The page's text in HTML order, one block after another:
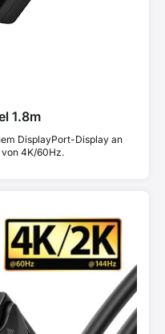
1.8m
DisplayPort-Display an
4K/60Hz.